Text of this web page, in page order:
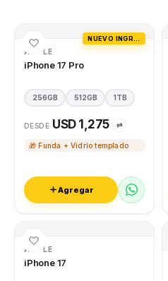
APPLE
iPhone 17 Pro
256GB 512GB 1TB
DESDE USD 1,275 ⇄
🎁 Funda + Vidrio templado
Agregar
APPLE
iPhone 17